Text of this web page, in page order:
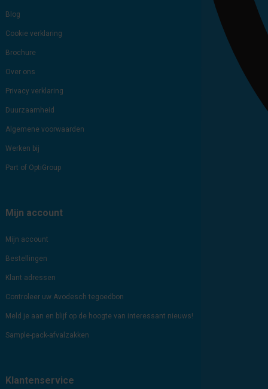
Blog
Cookie verklaring
Brochure
Over ons
Privacy verklaring
Duurzaamheid
Algemene voorwaarden
Werken bij
Part of OptiGroup
Mijn account
Mijn account
Bestellingen
Klant adressen
Controleer uw Avodesch tegoedbon
Meld je aan en blijf op de hoogte van interessant nieuws!
Sample-pack-afvalzakken
Klantenservice